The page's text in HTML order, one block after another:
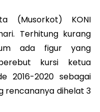
(Musorkot) KONI
Terhitung kurang
ada figur yang
berebut kursi ketua
2016-2020 sebagai
rencananya dihelat 3